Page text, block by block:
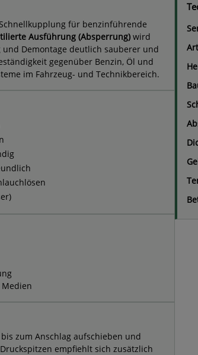
für benzinführende
Ausführung (Absperrung) wird
Demontage deutlich sauberer und
gegenüber Benzin, Öl und
im Fahrzeug- und Technikbereich.
zum Anschlag aufschieben und
empfiehlt sich zusätzlich